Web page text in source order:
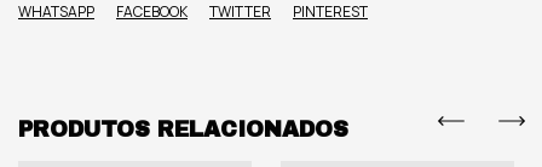
WHATSAPP FACEBOOK TWITTER PINTEREST
PRODUTOS RELACIONADOS